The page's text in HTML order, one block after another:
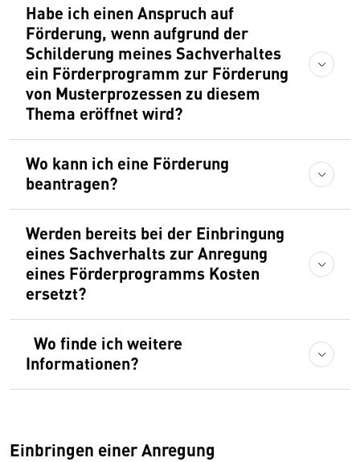
Habe ich einen Anspruch auf
Förderung, wenn aufgrund der
Schilderung meines Sachverhaltes
ein Förderprogramm zur Förderung
von Musterprozessen zu diesem
Thema eröffnet wird?
Wo kann ich eine Förderung
beantragen?
Werden bereits bei der Einbringung
eines Sachverhalts zur Anregung
eines Förderprogramms Kosten
ersetzt?
Wo finde ich weitere
Informationen?
Einbringen einer Anregung